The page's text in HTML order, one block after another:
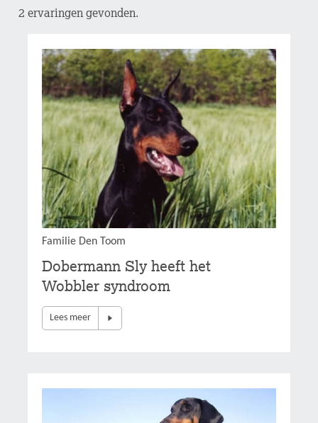
2 ervaringen gevonden.
Familie Den Toom
Dobermann Sly heeft het
Wobbler syndroom
Lees meer